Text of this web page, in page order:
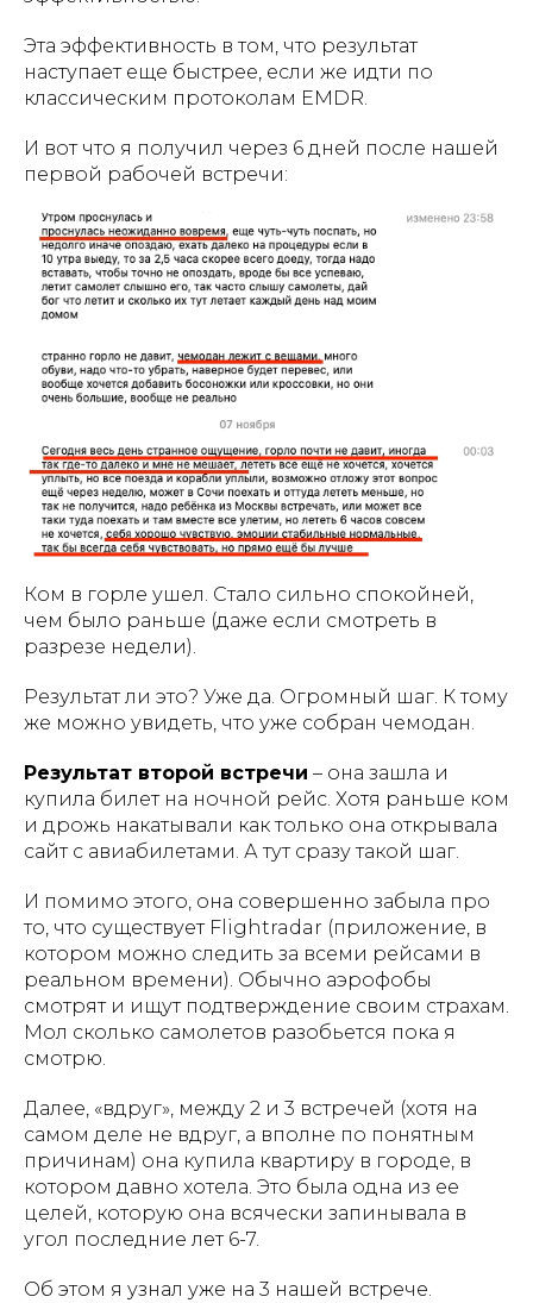
Эта эффективность в том, что результат
наступает еще быстрее, если же идти по
классическим протоколам EMDR.
И вот что я получил через 6 дней после нашей
первой рабочей встречи:
Ком в горле ушел. Стало сильно спокойней,
чем было раньше (даже если смотреть в
разрезе недели).
Результат ли это? Уже да. Огромный шаг. К тому
же можно увидеть, что уже собран чемодан.
Результат второй встречи – она зашла и
купила билет на ночной рейс. Хотя раньше ком
и дрожь накатывали как только она открывала
сайт с авиабилетами. А тут сразу такой шаг.
И помимо этого, она совершенно забыла про
то, что существует Flightradar (приложение, в
котором можно следить за всеми рейсами в
реальном времени). Обычно аэрофобы
смотрят и ищут подтверждение своим страхам.
Мол сколько самолетов разобьется пока я
смотрю.
Далее, «вдруг», между 2 и 3 встречей (хотя на
самом деле не вдруг, а вполне по понятным
причинам) она купила квартиру в городе, в
котором давно хотела. Это была одна из ее
целей, которую она всячески запинывала в
угол последние лет 6-7.
Об этом я узнал уже на 3 нашей встрече.